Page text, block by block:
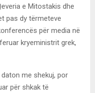
e Mitostakis dhe
pas dy tërmeteve
për media në
kryeministrit grek,
me shekuj, por
për shkak të